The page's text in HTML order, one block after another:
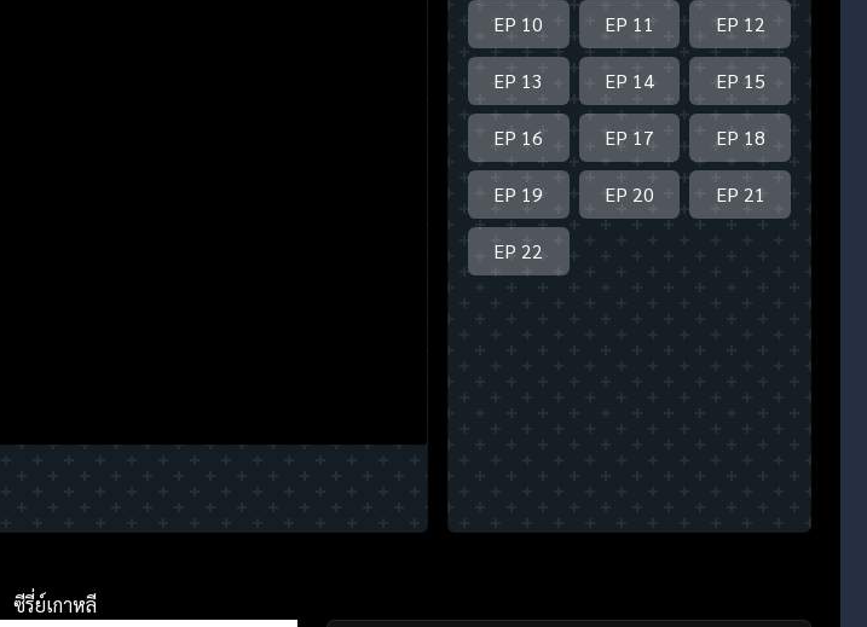
EP 10 EP 11 EP 12
EP 13 EP 14 EP 15
EP 16 EP 17 EP 18
EP 19 EP 20 EP 21
EP 22
ซีรี่ย์เกาหลี